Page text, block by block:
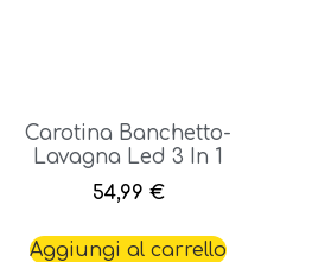
Carotina Banchetto-
Lavagna Led 3 In 1
54,99 €
Aggiungi al carrello